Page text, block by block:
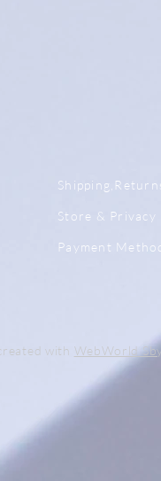
Store & Privacy
Payment
with WebWorld